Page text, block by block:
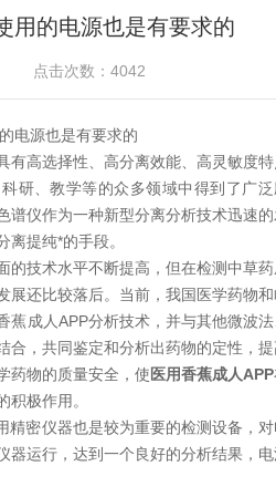
蕉APP下载
用的电源也是有要求的
点击次数：4042
源也是有要求的
有高选择性、高分离效能、高灵敏度
研、教学等的众多领域中得到了广
谱仪作为一种新型分离分析技术迅速
离提纯*的手段。
技术水平不断提高，但在检测中草药
展还比较落后。当前，我国医学药物
蕉成人APP分析技术，并与其他微波
合，共同鉴定和分析出药物的定性，
药物的质量安全，使医用香蕉成人APP
积极作用。
密仪器也是较为重要的检测设备，对
器运行，达到一个良好的分析结果，